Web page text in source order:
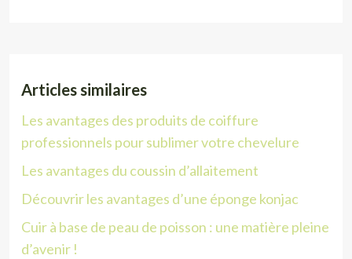
Articles similaires
Les avantages des produits de coiffure
professionnels pour sublimer votre chevelure
Les avantages du coussin d’allaitement
Découvrir les avantages d’une éponge konjac
Cuir à base de peau de poisson : une matière pleine
d’avenir !